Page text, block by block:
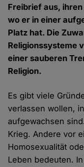
Freibrief aus,
wo er in einer
Platz hat. Die
Religionssysteme
einer sauberen
Religion.
Es gibt viele
verlassen wollen,
aufgewachsen
Krieg. Andere vor
Homosexualität
Leben bedeuten.